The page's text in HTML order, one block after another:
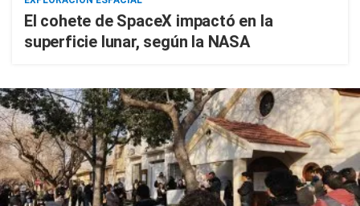
El cohete de SpaceX impactó en la
superficie lunar, según la NASA